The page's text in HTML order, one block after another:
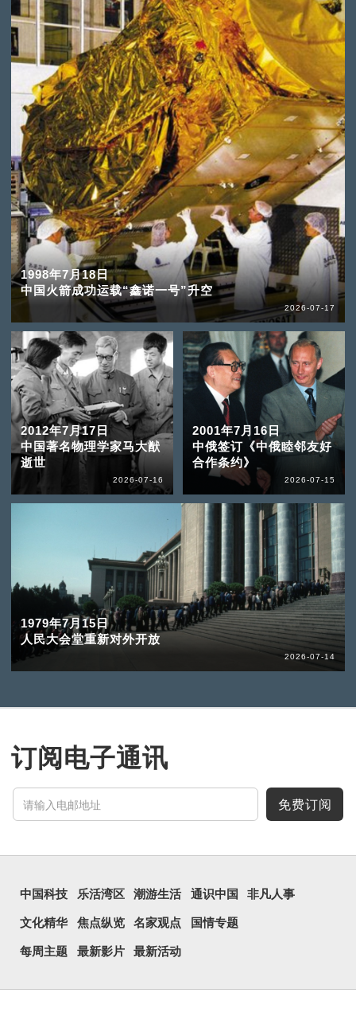
1998年7月18日
中国火箭成功运载“鑫诺一号”升空
2026-07-17
2012年7月17日
中国著名物理学家马大猷
逝世
2026-07-16
2001年7月16日
中俄签订《中俄睦邻友好
合作条约》
2026-07-15
1979年7月15日
人民大会堂重新对外开放
2026-07-14
订阅电子通讯
免费订阅
中国科技 乐活湾区 潮游生活 通识中国 非凡人事
文化精华 焦点纵览 名家观点 国情专题
每周主题 最新影片 最新活动